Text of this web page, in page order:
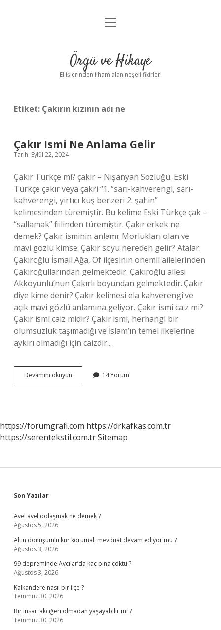
Anasayfa
Yasal Uyarı
menüyü
Örgü ve Hikaye
El işlerinden ilham alan neşeli fikirler!
Etiket: Çakırın kızının adı ne
Çakır Ismi Ne Anlama Gelir
Tarih: Eylül 22, 2024
Çakır Türkçe mi? çakır – Nişanyan Sözlüğü. Eski
Türkçe çakır veya çakri “1. “sarı-kahverengi, sarı-
kahverengi, yırtıcı kuş benzeri 2. şahin”
kelimesinden türemiştir. Bu kelime Eski Türkçe çak –
“sallamak” fiilinden türemiştir. Çakır erkek ne
demek? Çakır isminin anlamı: Morlukları olan ve
mavi gözlü kimse. Çakır soyu nereden gelir? Atalar.
Çakıroğlu İsmail Ağa, Of ilçesinin önemli ailelerinden
Çakıroğullarından gelmektedir. Çakıroğlu ailesi
Akkoyunlu’nun Çakırlı boyundan gelmektedir. Çakır
diye kime denir? Çakır kelimesi ela kahverengi ve
açık mavi gözlü anlamına geliyor. Çakır ismi caiz mi?
Çakır ismi caiz midir? Çakır ismi, herhangi bir
olumsuzluk taşımadığı ve İslam’ın temel ilkelerine
aykırı olmadığı için caizdir.…
Devamını okuyun
Ismi
14 Yorum
https://forumgrafi.com https://drkafkas.com.tr
https://serentekstil.com.trSitemap
Sidebar
Son Yazılar
Avel avel dolaşmak ne demek ?
Ağustos 5, 2026
Altın dönüşümlü kur korumalı mevduat devam ediyor mu ?
Ağustos 3, 2026
99 depreminde Avcılar’da kaç bina çöktü ?
Ağustos 3, 2026
Kalkandere nasıl bir ilçe ?
Temmuz 30, 2026
Bir insan akciğeri olmadan yaşayabilir mi ?
Temmuz 30, 2026